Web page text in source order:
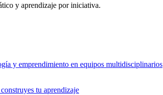
y aprendizaje por iniciativa.
y emprendimiento en equipos multidisciplinarios
tu aprendizaje